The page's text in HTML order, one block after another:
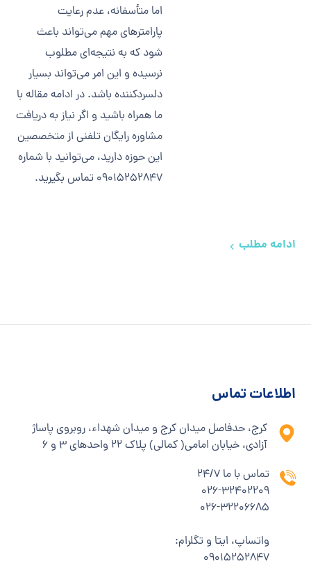
اما متأسفانه، عدم رعایت
پارامترهای مهم می‌تواند باعث
شود که به نتیجه‌ای مطلوب
نرسیده و این امر می‌تواند بسیار
دلسرد‌کننده باشد. در ادامه مقاله با
ما همراه باشید و اگر نیاز به دریافت
مشاوره رایگان تلفنی از متخصصین
این حوزه دارید، می‌توانید با شماره
09015252847 تماس بگیرید.
ادامه مطلب
اطلاعات تماس
کرج، حدفاصل میدان کرج و میدان شهداء، روبروی پاساژ
آزادی، خیابان امامی( کمالی) پلاک ۲۲ واحدهای ۳ و ۶
تماس با ما 24/7
۰۲۶-۳۲۴۰۲۲۰۹
۰۲۶-۳۲۲۰۶۶۸۵
واتساپ، ایتا و تگلرام:
۰۹۰۱۵۲۵۲۸۴۷